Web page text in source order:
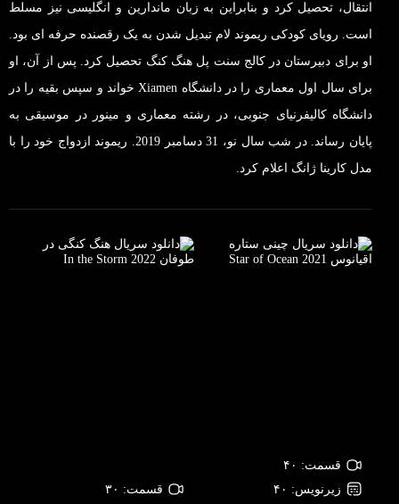
انتقال، تحصیل کرد و بنابراین به زبان ماندارین و انگلیسی نیز مسلط
است. رویای کودکی ریموند لام تبدیل شدن به یک رقصنده حرفه ای بود.
او برای دبیرستان در کالج سنت پل هنگ کنگ تحصیل کرد. پس از آن، او
برای سال اول معماری را در دانشگاه Xiamen خواند و سپس بقیه را در
دانشگاه کالیفرنیای جنوبی، در رشته معماری و مینور در موسیقی به
پایان رساند. در شب سال نو، 31 دسامبر 2019. ریموند ازدواج خود را با
مدل کارینا ژانگ اعلام کرد.
قسمت: ۴۰
زیرنویس: ۴۰
قسمت: ۳۰